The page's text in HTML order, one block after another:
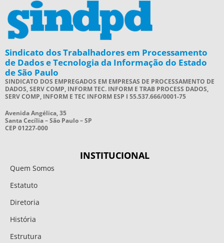
Sindicato dos Trabalhadores em Processamento
de Dados e Tecnologia da Informação do Estado
de São Paulo
SINDICATO DOS EMPREGADOS EM EMPRESAS DE PROCESSAMENTO DE
DADOS, SERV COMP, INFORM TEC. INFORM E TRAB PROCESS DADOS,
SERV COMP, INFORM E TEC INFORM ESP I 55.537.666/0001-75
Avenida Angélica, 35
Santa Cecília – São Paulo – SP
CEP 01227-000
INSTITUCIONAL
Quem Somos
Estatuto
Diretoria
História
Estrutura